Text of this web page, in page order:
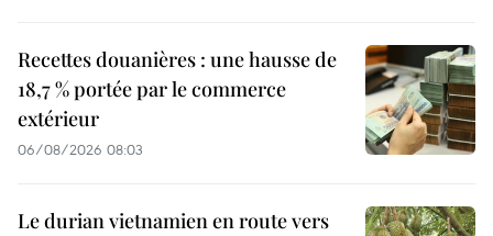
Recettes douanières : une hausse de
18,7 % portée par le commerce
extérieur
06/08/2026 08:03
Le durian vietnamien en route vers